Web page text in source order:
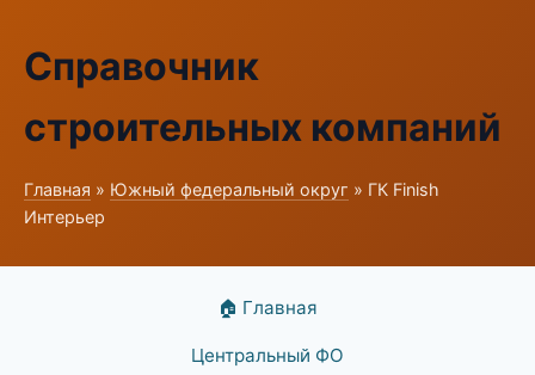
Справочник
строительных компаний
Главная » Южный федеральный округ » ГК Finish
Интерьер
🏠 Главная
Центральный ФО